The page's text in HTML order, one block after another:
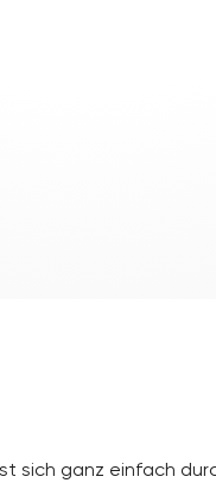
sich ganz einfach